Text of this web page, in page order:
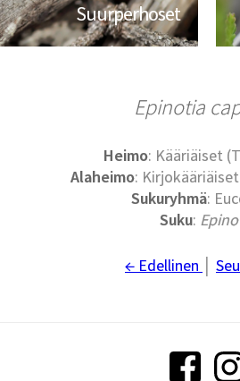
Suurperhoset
Epinotia
Heimo: Kääriäiset
Alaheimo:
Sukuryhmä:
Suku:
← Edellinen